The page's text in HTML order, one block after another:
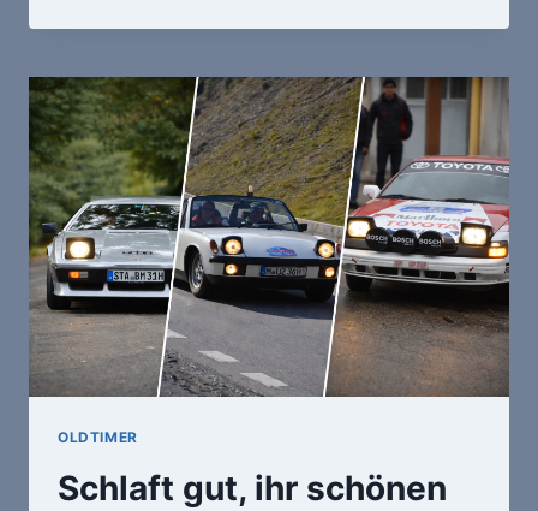
EIN
UND
DIE
DREI
BUCHSTABEN
GTI
DIE
WELT
VERÄNDERTEN
OLDTIMER
Schlaft gut, ihr schönen